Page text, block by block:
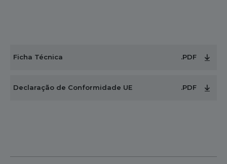
Ficha Técnica .PDF
Declaração de Conformidade UE .PDF